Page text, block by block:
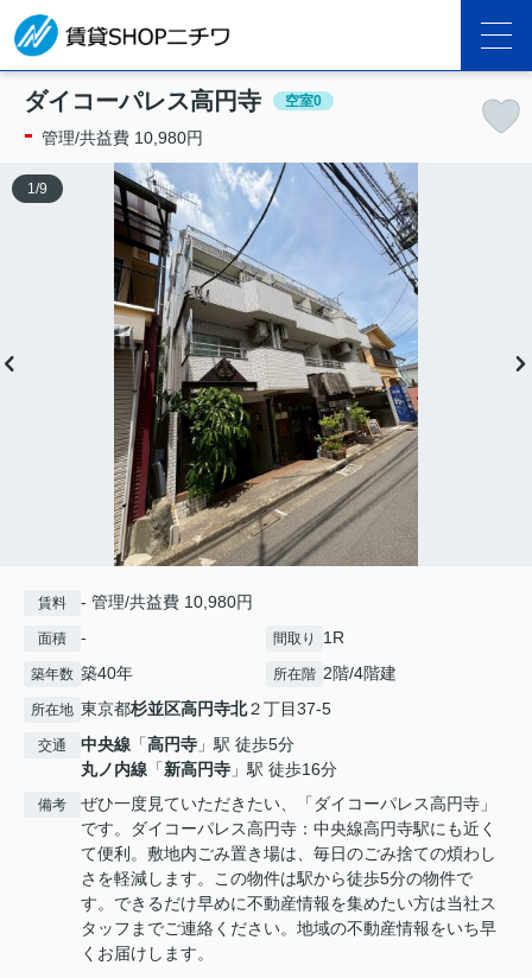
ダイコーパレス高円寺 空室0
- 管理/共益費 10,980円
1 /9
賃料 - 管理/共益費 10,980円
面積 - 間取り 1R
築年数 築40年 所在階 2階/4階建
所在地 東京都杉並区高円寺北２丁目37-5
交通 中央線 「高円寺 」駅 徒歩5分
丸ノ内線 「新高円寺 」駅 徒歩16分
備考
ぜひ一度見ていただきたい、「ダイコーパレス高円寺」
です。ダイコーパレス高円寺：中央線高円寺駅にも近く
て便利。敷地内ごみ置き場は、毎日のごみ捨ての煩わし
さを軽減します。この物件は駅から徒歩5分の物件で
す。できるだけ早めに不動産情報を集めたい方は当社ス
タッフまでご連絡ください。地域の不動産情報をいち早
くお届けします。